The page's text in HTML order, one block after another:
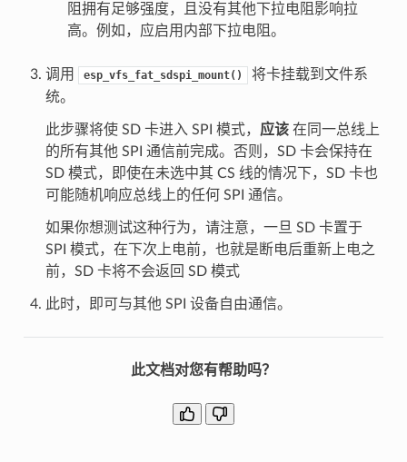
阻拥有足够强度，且没有其他下拉电阻影响拉
高。例如，应启用内部下拉电阻。
调用 esp_vfs_fat_sdspi_mount()
将卡挂载到文件系
统。
此步骤将使 SD 卡进入 SPI 模式， 应该在同一总线上
的所有其他 SPI 通信前完成。否则，SD 卡会保持在
SD 模式，即使在未选中其 CS 线的情况下，SD 卡也
可能随机响应总线上的任何 SPI 通信。
如果你想测试这种行为，请注意，一旦 SD 卡置于
SPI 模式，在下次上电前，也就是断电后重新上电之
前，SD 卡将不会返回 SD 模式
此时，即可与其他 SPI 设备自由通信。
此文档对您有帮助吗？